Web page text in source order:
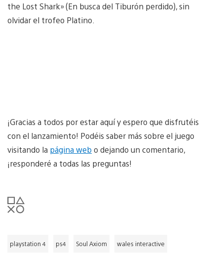
the Lost Shark» (En busca del Tiburón perdido), sin
olvidar el trofeo Platino.
¡Gracias a todos por estar aquí y espero que disfrutéis
con el lanzamiento! Podéis saber más sobre el juego
visitando la página web o dejando un comentario,
¡responderé a todas las preguntas!
playstation 4 ps4 Soul Axiom wales interactive